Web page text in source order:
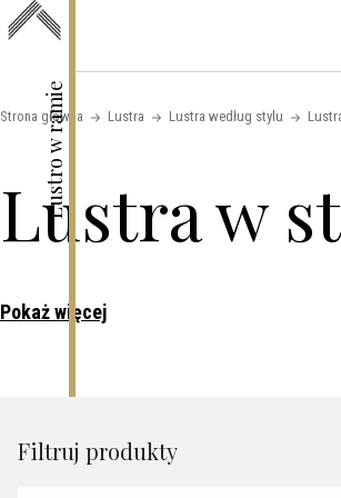
Lustro w ramie
Skip to content
Strona główna Lustra Lustra według stylu
Lustra w
Pokaż więcej
Filtruj produkty